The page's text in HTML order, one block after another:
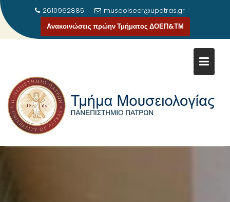
2610962885
museolsecr@upatras.gr
Ανακοινώσεις πρώην Τμήματος ΔΟΕΠ&ΤΜ